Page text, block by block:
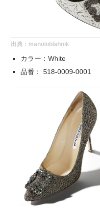
出典： manoloblahnik
カラー：White
品番： 518-0009-0001